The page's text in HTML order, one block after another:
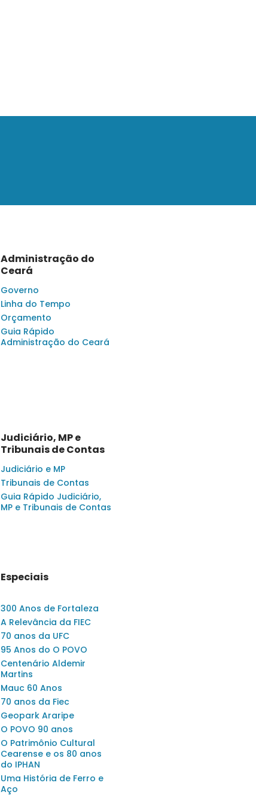
Administração do
Ceará
Governo
Linha do Tempo
Orçamento
Guia Rápido
Administração do Ceará
Judiciário, MP e
Tribunais de Contas
Judiciário e MP
Tribunais de Contas
Guia Rápido Judiciário,
MP e Tribunais de Contas
Especiais
300 Anos de Fortaleza
A Relevância da FIEC
70 anos da UFC
95 Anos do O POVO
Centenário Aldemir
Martins
Mauc 60 Anos
70 anos da Fiec
Geopark Araripe
O POVO 90 anos
O Patrimônio Cultural
Cearense e os 80 anos
do IPHAN
Uma História de Ferro e
Aço